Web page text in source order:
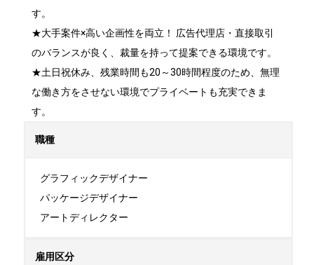
す。
★大手案件×高い企画性を両立！ 広告代理店・直接取引
のバランスが良く、裁量を持って提案できる環境です。
★土日祝休み、残業時間も20～30時間程度のため、無理
な働き方をさせない環境でプライベートも充実できま
す。
職種
グラフィックデザイナー
パッケージデザイナー
アートディレクター
雇用区分